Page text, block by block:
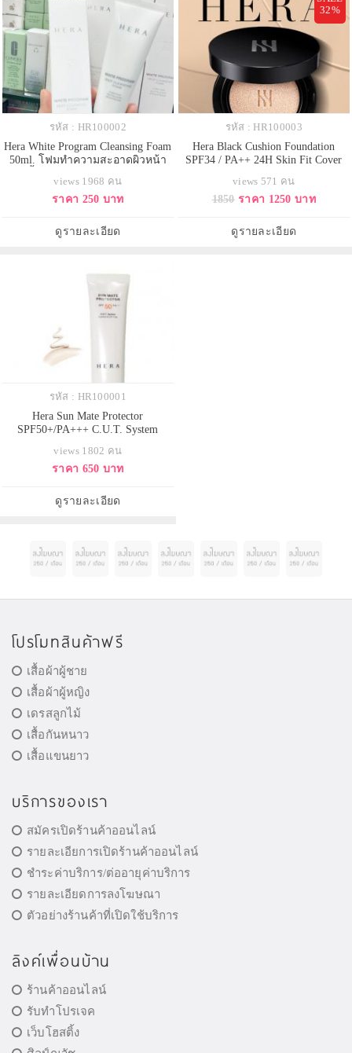
รหัส : HR100002
Hera White Program Cleansing Foam
50ml. โฟมทำความสะอาดผิวหน้า
สว่างใส เนื้อโฟมนุ่ม มีเม็ดแคปซูล
เอ็นไซน์ที่ละลายในมือให้ประสิทธิ์
ให้สะอาดหมดจด ทำให้สีผิว
สม่ำเสมอกันและกลับมาขาวกร
views 1968 คน
ราคา 250 บาท
ดูรายละเอียด
32%
รหัส : HR100003
Hera Black Cushion Foundation
SPF34 / PA++ 24H Skin Fit Cover
ผิวขาว คุชชั่น Luxury อันดับ 1 ของ
เกาหลี ให้การปกปิดที่บางเบาและ
ให้ผิวเนียนสวย จุดเริ่มต้นของผิวที่
ละเอียดอ่อน คุชชั่น ฟาวเด
views 571 คน
1850 ราคา 1250 บาท
ดูรายละเอียด
รหัส : HR100001
Hera Sun Mate Protector
SPF50+/PA+++ C.U.T. System
เนื้อนุ่มสีเบจอ่อน ทำหน้าที่ทั้งเป็น
ครีมกันแดดและเมคอัพเบส ซึ่ง
ฝุ่นต่างๆ ที่ระคายผิว เพื่อให้ผิวคง
ความอ่อนเยาว์ แข็งแรง สุขภาพดี
views 1802 คน
ราคา 650 บาท
ดูรายละเอียด
โปรโมทสินค้าฟรี
เสื้อผ้าผู้ชาย
เสื้อผ้าผู้หญิง
เดรสลูกไม้
เสื้อกันหนาว
เสื้อแขนยาว
บริการของเรา
สมัครเปิดร้านค้าออนไลน์
รายละเอียการเปิดร้านค้าออนไลน์
ชำระค่าบริการ/ต่ออายุค่าบริการ
รายละเอียดการลงโฆษณา
ตัวอย่างร้านค้าที่เปิดใช้บริการ
ลิงค์เพื่อนบ้าน
ร้านค้าออนไลน์
รับทำโปรเจค
เว็บโฮสติ้ง